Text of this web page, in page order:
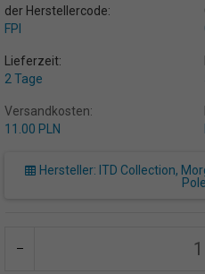
der Herstellercode:
FPI
Lieferzeit:
2 Tage
Versandkosten:
11.00 PLN
Hersteller: ITD Collection,